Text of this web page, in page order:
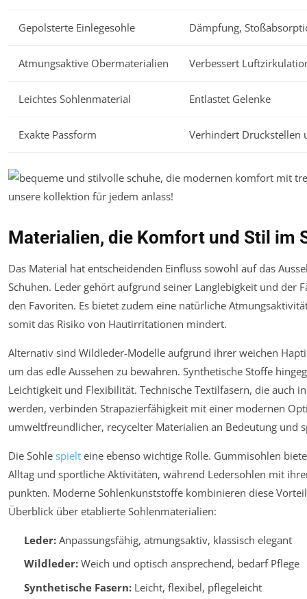
Gepolsterte Einlegesohle Dämpfung,
Atmungsaktive Obermaterialien Verbessert
Leichtes Sohlenmaterial Entlastet Gelenke
Exakte Passform Verhindert Druckstellen
Materialien, die Komfort und Stil im
Das Material hat entscheidenden Einfluss sowohl auf das
Schuhen. Leder gehört aufgrund seiner Langlebigkeit und der
den Favoriten. Es bietet zudem eine natürliche
somit das Risiko von Hautirritationen mindert.
Alternativ sind Wildleder-Modelle aufgrund ihrer weichen
um das edle Aussehen zu bewahren. Synthetische Stoffe
Leichtigkeit und Flexibilität. Technische Textilfasern, die auch
werden, verbinden Strapazierfähigkeit mit einer modernen
umweltfreundlicher, recycelter Materialien an Bedeutung und
Die Sohle spielt eine ebenso wichtige Rolle. Gummisohlen
Alltag und sportliche Aktivitäten, während Ledersohlen mit
punkten. Moderne Sohlenkunststoffe kombinieren diese
Überblick über etablierte Sohlenmaterialien:
Leder:Anpassungsfähig, atmungsaktiv, klassisch elegant
Wildleder:Weich und optisch ansprechend, bedarf Pflege
Synthetische Fasern:Leicht, flexibel, pflegeleicht